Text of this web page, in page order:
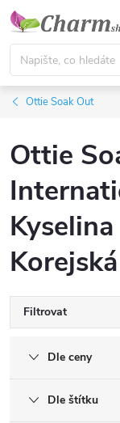
Přejít
obsah
Ottie Soak Out
Ottie
Filtrovat
Dle ceny
Dle štítku